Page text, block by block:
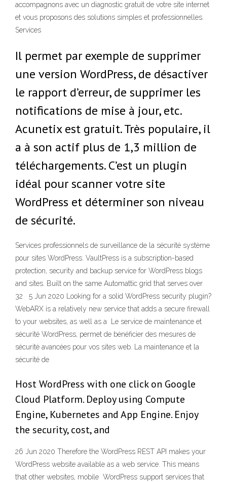
accompagnons avec un diagnostic gratuit de votre site internet
et vous proposons des solutions simples et professionnelles.
Services
Il permet par exemple de supprimer
une version WordPress, de désactiver
le rapport d’erreur, de supprimer les
notifications de mise à jour, etc.
Acunetix est gratuit. Très populaire, il
a à son actif plus de 1,3 million de
téléchargements. C’est un plugin
idéal pour scanner votre site
WordPress et déterminer son niveau
de sécurité.
Services professionnels de surveillance de la sécurité système
pour sites WordPress. VaultPress is a subscription-based
protection, security and backup service for WordPress blogs
and sites. Built on the same Automattic grid that serves over
32 5 Jun 2020 Looking for a solid WordPress security plugin?
WebARX is a relatively new service that adds a secure firewall
to your websites, as well as a Le service de maintenance et
sécurité WordPress, permet de bénéficier des mesures de
sécurité avancées pour vos sites web. La maintenance et la
sécurité de
Host WordPress with one click on Google
Cloud Platform. Deploy using Compute
Engine, Kubernetes and App Engine. Enjoy
the security, cost, and
26 Jun 2020 Therefore the WordPress REST API makes your
WordPress website available as a web service. This means
that other websites, mobile WordPress support services that